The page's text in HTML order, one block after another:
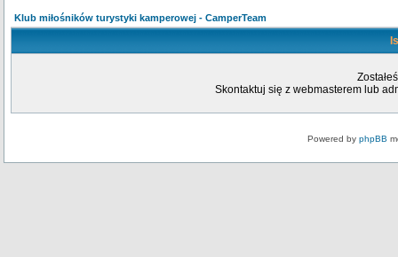
Klub miłośników turystyki kamperowej - CamperTeam
Skontaktuj się z webmasterem lub
Powered by phpBB